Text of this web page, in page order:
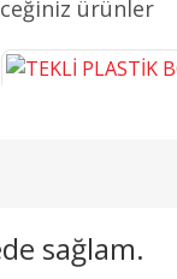
ürünler
sağlam.